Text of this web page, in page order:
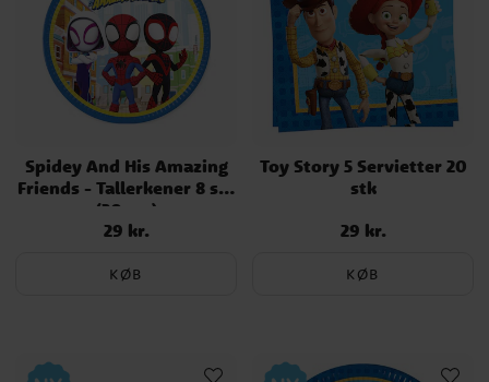
Spidey And His Amazing
Friends - Tallerkener 8 stk
(20 cm)
Pris: 29 kr.
29 kr.
KØB
Toy Story 5 Servietter 20
stk
Pris: 29 kr.
29 kr.
KØB